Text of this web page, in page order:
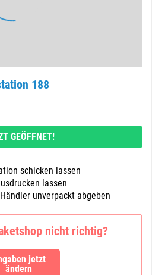
188
GEÖFFNET!
schicken lassen
lassen
unverpackt abgeben
nicht richtig?
jetzt
ändern